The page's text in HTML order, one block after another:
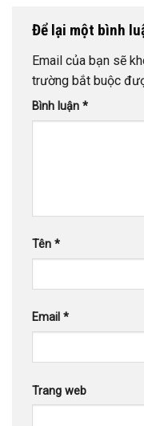
Để lại một bình
Email của bạn sẽ
trường bắt buộc
Bình luận *
Tên *
Email *
Trang web